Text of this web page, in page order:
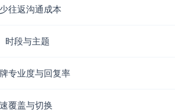
往返沟通成本
时段与主题
专业度与回复率
覆盖与切换